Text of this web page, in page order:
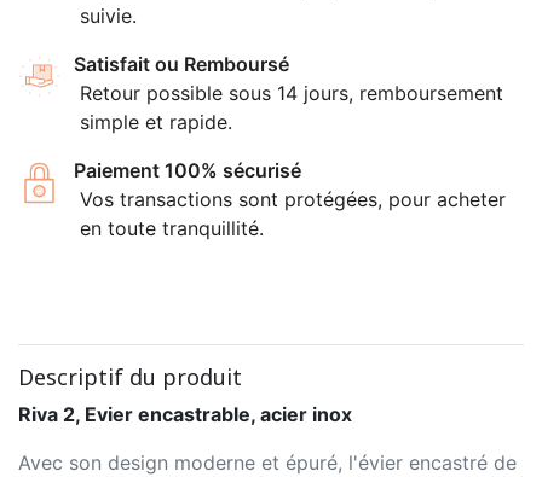
suivie.
Satisfait ou Remboursé
Retour possible sous 14 jours, remboursement
simple et rapide.
Paiement 100% sécurisé
Vos transactions sont protégées, pour acheter
en toute tranquillité.
Descriptif du produit
Riva 2, Evier encastrable, acier inox
Avec son design moderne et épuré, l'évier encastré de